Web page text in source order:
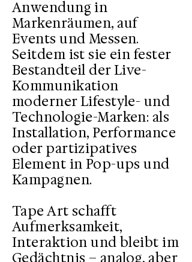
Anwendung in
Markenräumen, auf
Events und Messen.
Seitdem ist sie ein fester
Bestandteil der Live-
Kommunikation
moderner Lifestyle- und
Technologie-Marken: als
Installation, Performance
oder partizipatives
Element in Pop-ups und
Kampagnen.
Tape Art schafft
Aufmerksamkeit,
Interaktion und bleibt im
Gedächtnis – analog, aber